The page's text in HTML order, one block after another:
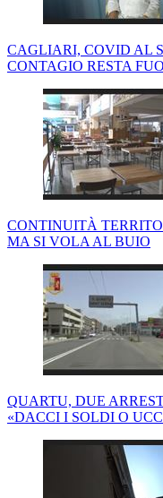
CAGLIARI, COVID AL
CONTAGIO RESTA
CONTINUITÀ
MA SI VOLA AL BUIO
QUARTU, DUE
«DACCI I SOLDI O